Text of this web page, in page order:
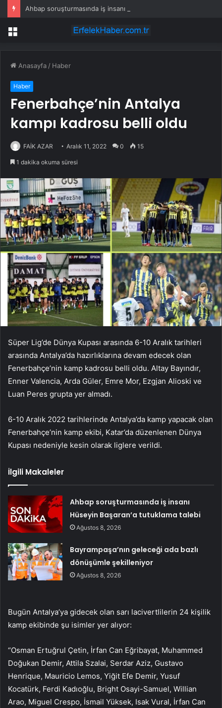
Menü
Anasayfa / Haber
Haber
Fenerbahçe’nin Antalya
kampı kadrosu belli oldu
FAİK AZAR Aralık 11, 2022 0 15
1 dakika okuma süresi
Süper Lig’de Dünya Kupası arasında 6-10 Aralık tarihleri ​​
arasında Antalya’da hazırlıklarına devam edecek olan
Fenerbahçe’nin kamp kadrosu belli oldu. Altay Bayındır,
Enner Valencia, Arda Güler, Emre Mor, Ezgjan Alioski ve
Luan Peres grupta yer almadı.
6-10 Aralık 2022 tarihlerinde Antalya’da kamp yapacak olan
Fenerbahçe’nin kamp ekibi, Katar’da düzenlenen Dünya
Kupası nedeniyle kesin olarak liglere verildi.
İlgili Makaleler
Ahbap soruşturmasında iş insanı
Hüseyin Başaran’a tutuklama talebi
Ağustos 8, 2026
Bayrampaşa’nın geleceği ada bazlı
dönüşümle şekilleniyor
Ağustos 8, 2026
Bugün Antalya’ya gidecek olan sarı lacivertlilerin 24 kişilik
kamp ekibinde şu isimler yer alıyor:
“Osman Ertuğrul Çetin, İrfan Can Eğribayat, Muhammed
Doğukan Demir, Attila Szalai, Serdar Aziz, Gustavo
Henrique, Mauricio Lemos, Yiğit Efe Demir, Yusuf
Kocatürk, Ferdi Kadıoğlu, Bright Osayi-Samuel, Willian
Arao, Miguel Crespo, İsmail Yüksek, Isak Vural, İrfan Can